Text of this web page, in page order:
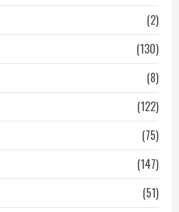
(2)
(130)
(8)
(122)
(75)
(147)
(51)